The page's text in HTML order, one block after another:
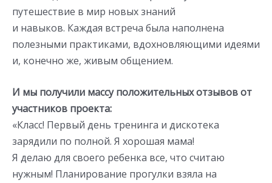
путешествие в мир новых знаний
и навыков. Каждая встреча была наполнена
полезными практиками, вдохновляющими идеями
и, конечно же, живым общением.
И мы получили массу положительных отзывов от
участников проекта:
«Класс! Первый день тренинга и дискотека
зарядили по полной. Я хорошая мама!
Я делаю для своего ребенка все, что считаю
нужным! Планирование прогулки взяла на